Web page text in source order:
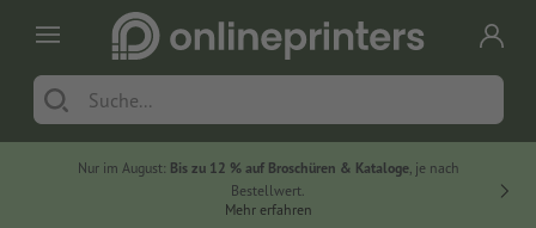
Nur im August: Bis zu 12 % auf Broschüren & Kataloge, je nach
Bestellwert.
Mehr erfahren